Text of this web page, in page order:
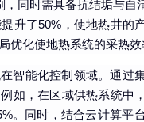
同时需具备抗结垢与自
升了50%，使地热井的
优化使地热系统的采热
智能化控制领域。通过
如，在区域供热系统中
。同时，结合云计算平